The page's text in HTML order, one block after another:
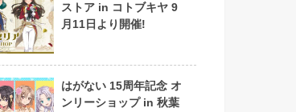
ストア in コトブキヤ 9
月11日より開催!
はがない 15周年記念 オ
ンリーショップ in 秋葉